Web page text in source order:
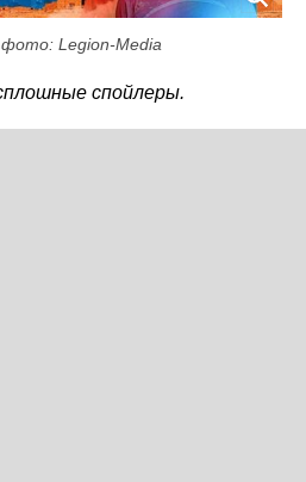
Legion-Media
спойлеры.